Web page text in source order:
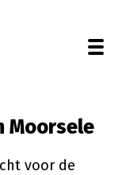
Moorsele
voor de